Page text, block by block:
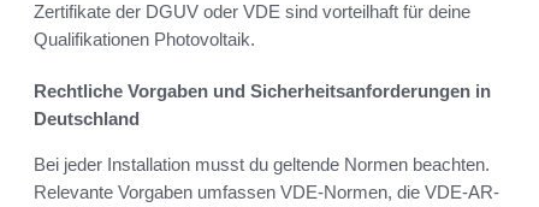
Zertifikate der DGUV oder VDE sind vorteilhaft für deine
Qualifikationen Photovoltaik.
Rechtliche Vorgaben und Sicherheitsanforderungen in
Deutschland
Bei jeder Installation musst du geltende Normen beachten.
Relevante Vorgaben umfassen VDE-Normen, die VDE-AR-